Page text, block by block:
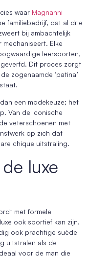
waar Magnanni
familiebedrijf, dat al drie
bij ambachtelijk
Elke
leersoorten,
Dit proces zorgt
zogenaamde ‘patina’
een modekeuze; het
Van de iconische
veterschoenen met
op zich dat
chique uitstraling.
luxe
met formele
ook sportief kan zijn.
ook prachtige suède
uitstralen als de
voor de man die